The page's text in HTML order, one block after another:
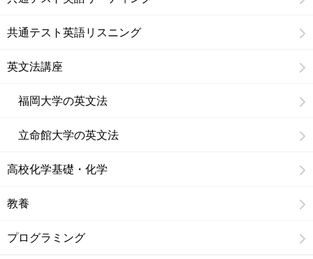
共通テスト英語リスニング
英文法講座
福岡大学の英文法
立命館大学の英文法
高校化学基礎・化学
教養
プログラミング